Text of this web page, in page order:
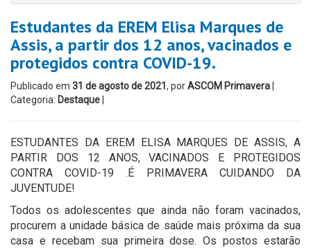
Estudantes da EREM Elisa Marques de
Assis, a partir dos 12 anos, vacinados e
protegidos contra COVID-19.
Publicado em 31 de agosto de 2021 , porASCOM Primavera
Categoria: Destaque
ESTUDANTES DA EREM ELISA MARQUES DE ASSIS, A
PARTIR DOS 12 ANOS, VACINADOS E PROTEGIDOS
CONTRA COVID-19 .É PRIMAVERA CUIDANDO DA
JUVENTUDE!
Todos os adolescentes que ainda não foram vacinados,
procurem a unidade básica de saúde mais próxima da sua
casa e recebam sua primeira dose. Os postos estarão